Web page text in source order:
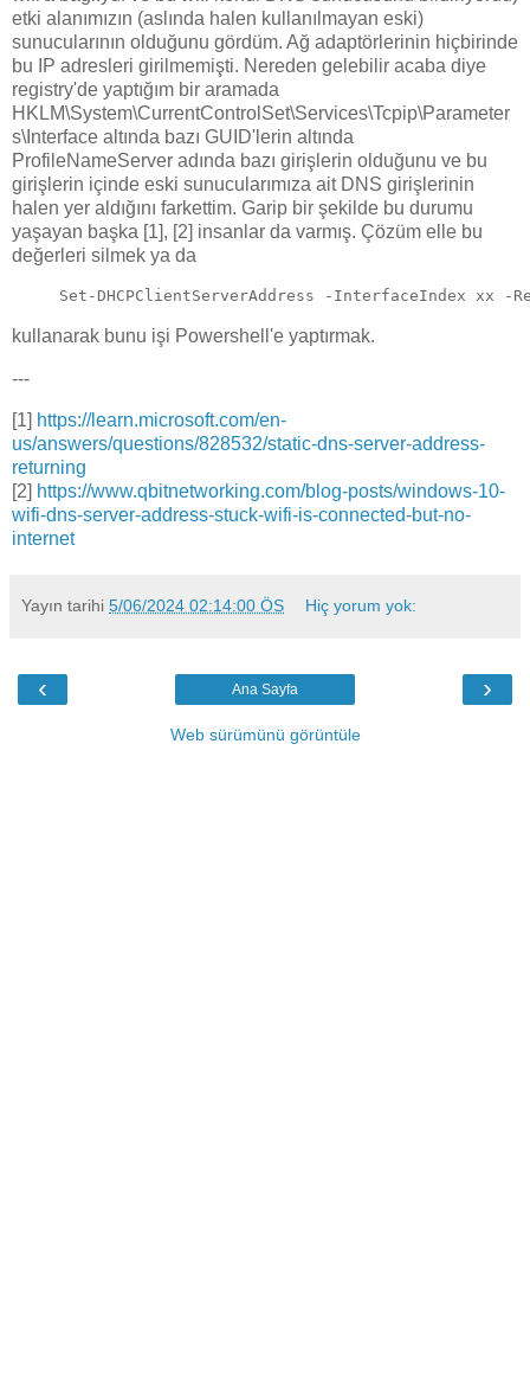
etki alanımızın (aslında halen kullanılmayan eski)
sunucularının olduğunu gördüm. Ağ adaptörlerinin hiçbirinde
bu IP adresleri girilmemişti. Nereden gelebilir acaba diye
registry'de yaptığım bir aramada
HKLM\System\CurrentControlSet\Services\Tcpip\Parameter
s\Interface altında bazı GUID'lerin altında
ProfileNameServer adında bazı girişlerin olduğunu ve bu
girişlerin içinde eski sunucularımıza ait DNS girişlerinin
halen yer aldığını farkettim. Garip bir şekilde bu durumu
yaşayan başka [1], [2] insanlar da varmış. Çözüm elle bu
değerleri silmek ya da
Set-DHCPClientServerAddress -InterfaceIndex xx -
kullanarak bunu işi Powershell'e yaptırmak.
---
[1]
https://learn.microsoft.com/en-
us/answers/questions/828532/static-dns-server-address-
returning
[2]
https://www.qbitnetworking.com/blog-posts/windows-10-
wifi-dns-server-address-stuck-wifi-is-connected-but-no-
internet
Yayın tarihi 5/06/2024 02:14:00 ÖS Hiç yorum yok:
‹ ›
Ana Sayfa
Web sürümünü görüntüle